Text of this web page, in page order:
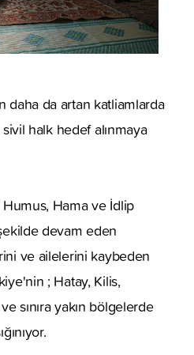
da artan katliamlarda
halk hedef alınmaya
Hama ve İdlip
devam eden
ve ailelerini kaybeden
; Hatay, Kilis,
sınıra yakın bölgelerde